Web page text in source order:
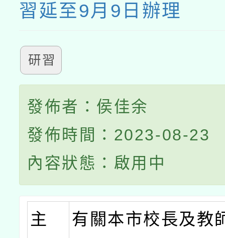
習延至9月9日辦理
研習
發佈者：侯佳余
發佈時間：2023-08-23
內容狀態：啟用中
主 有關本市校長及教